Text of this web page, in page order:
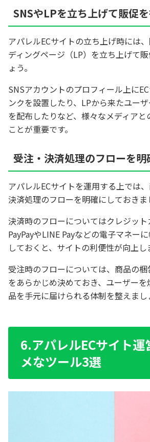
SNSやLPを立ち上げて販促
アパレルECサイトの立ち上げ時には
ディングページ（LP）を立ち上げて
ょう。
SNSアカウントのプロフィール上に
ンクを設置したり、LPから来たユー
を配布したりなど、様々なメディア
ことが重要です。
受注・決済処理のフローを明
アパレルECサイトを運用する上では
決済処理のフローを明確にしておきま
決済時のフローについてはクレジット
PayPayやLINE Payなどの電子マネー
しておくと、サイトの利便性が向上し
受注時のフローについては、商品の
をあらかじめ決めておき、ユーザー
品を手元に届けられる体制を整えまし
6.アパレルECサイト運
メなツール3選